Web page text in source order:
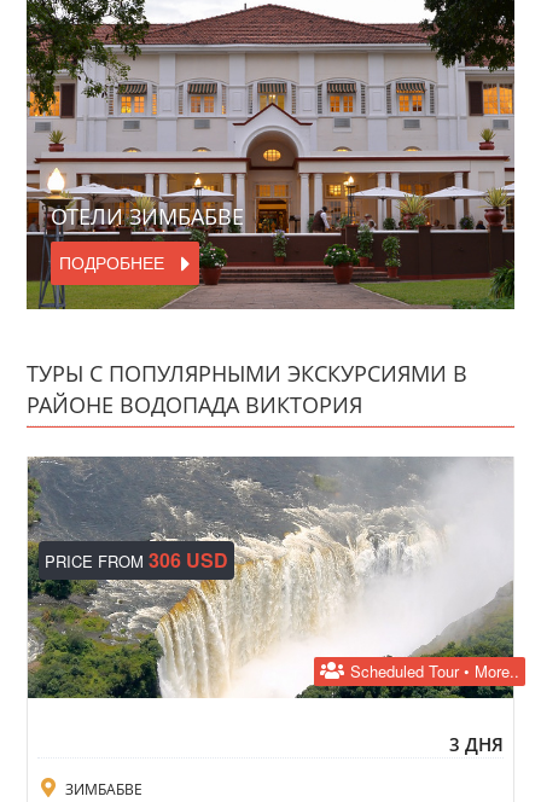
ОТЕЛИ ЗИМБАБВЕ
ПОДРОБНЕЕ
ТУРЫ С ПОПУЛЯРНЫМИ ЭКСКУРСИЯМИ В
РАЙОНЕ ВОДОПАДА ВИКТОРИЯ
Scheduled Tour • More..
PRICE FROM 306 USD
3 ДНЯ
ЗИМБАБВЕ